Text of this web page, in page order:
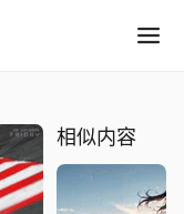
相似内容